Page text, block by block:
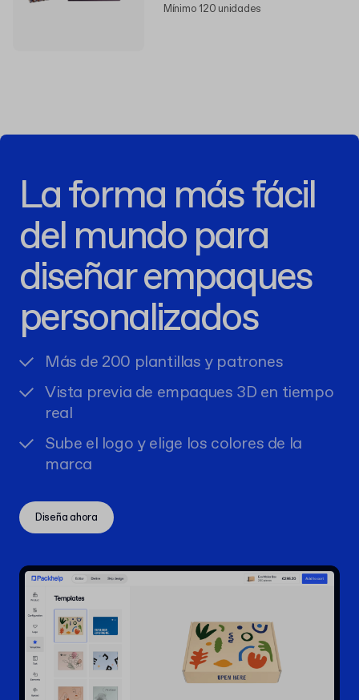
Mínimo 120 unidades
La forma más fácil
del mundo para
diseñar empaques
personalizados
Más de 200 plantillas y patrones
Vista previa de empaques 3D en tiempo
real
Sube el logo y elige los colores de la
marca
Diseña ahora